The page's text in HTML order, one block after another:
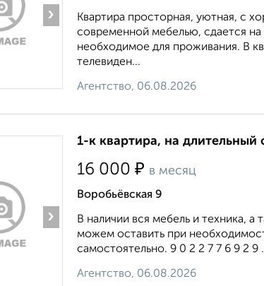
›
Квартира просторная, уютная, с
современной мебелью, сдается на
необходимое для проживания. В
телевиден...
Агентство, 06.08.2026
›
1-к квартира, на длительный
16 000 ₽ в месяц
Воробьёвская 9
В наличии вся мебель и техника,
можем оставить при
самостоятельно. 9 0 2 2 7 7 6 9 2 9
Агентство, 06.08.2026